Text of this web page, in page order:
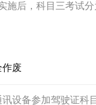
施后，科目三考试
试，俗称“科目四”
废
设备参加驾驶证科